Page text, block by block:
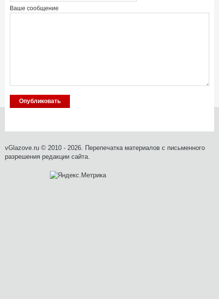
Ваше сообщение
vGlazove.ru © 2010 - 2026. Перепечатка материалов с письменного
разрешения редакции сайта.